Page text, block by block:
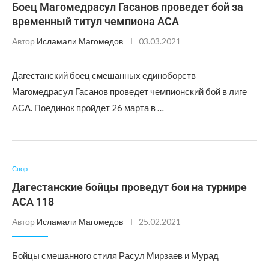
Боец Магомедрасул Гасанов проведет бой за
временный титул чемпиона АСА
Автор Исламали Магомедов 03.03.2021
Дагестанский боец смешанных единоборств
Магомедрасул Гасанов проведет чемпионский бой в лиге
АСА. Поединок пройдет 26 марта в …
Спорт
Дагестанские бойцы проведут бои на турнире
АСА 118
Автор Исламали Магомедов 25.02.2021
Бойцы смешанного стиля Расул Мирзаев и Мурад